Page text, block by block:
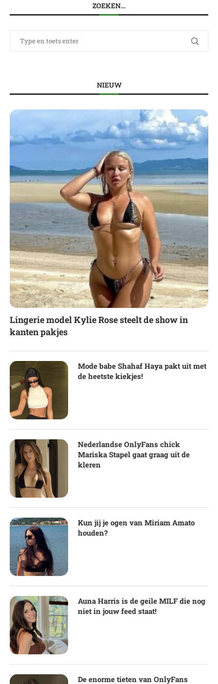
ZOEKEN…
NIEUW
Lingerie model Kylie Rose steelt de show in
kanten pakjes
Mode babe Shahaf Haya pakt uit met
de heetste kiekjes!
Nederlandse OnlyFans chick
Mariska Stapel gaat graag uit de
kleren
Kun jij je ogen van Miriam Amato
houden?
Auna Harris is de geile MILF die nog
niet in jouw feed staat!
De enorme tieten van OnlyFans